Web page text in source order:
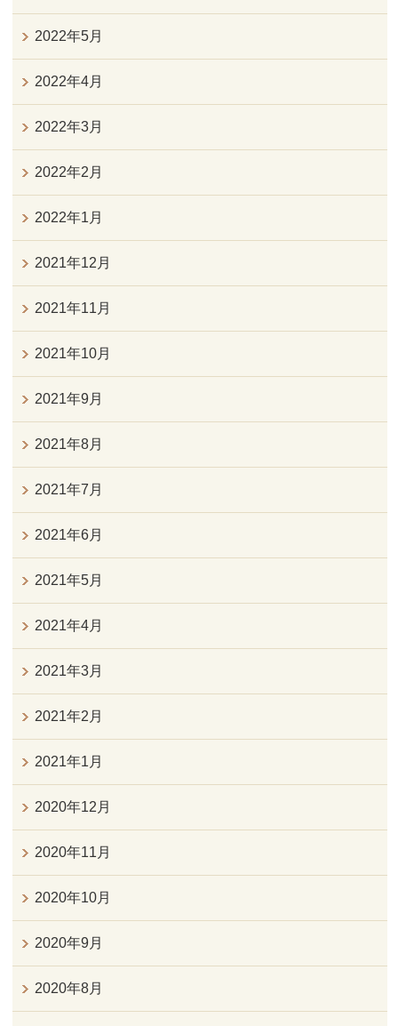
2022年5月
2022年4月
2022年3月
2022年2月
2022年1月
2021年12月
2021年11月
2021年10月
2021年9月
2021年8月
2021年7月
2021年6月
2021年5月
2021年4月
2021年3月
2021年2月
2021年1月
2020年12月
2020年11月
2020年10月
2020年9月
2020年8月